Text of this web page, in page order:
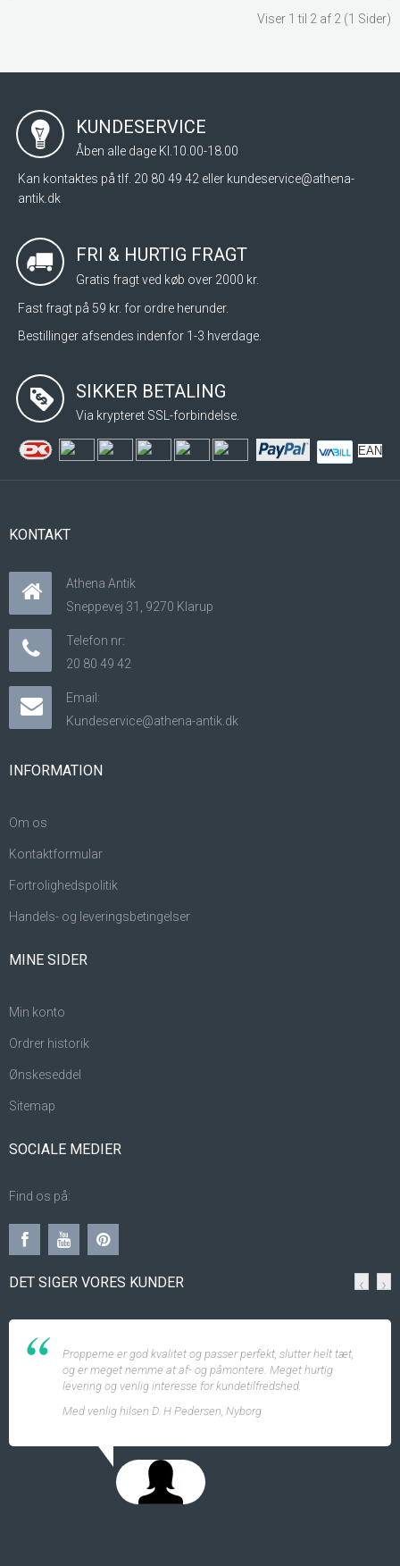
Viser 1 til 2 af 2 (1 Sider)
KUNDESERVICE
Åben alle dage Kl.10.00-18.00
Kan kontaktes på tlf. 20 80 49 42 eller kundeservice@athena-
antik.dk
FRI & HURTIG FRAGT
Gratis fragt ved køb over 2000 kr.
Fast fragt på 59 kr. for ordre herunder.
Bestillinger afsendes indenfor 1-3 hverdage.
SIKKER BETALING
Via krypteret SSL-forbindelse.
EAN
KONTAKT
Athena Antik
Sneppevej 31, 9270 Klarup
Telefon nr:
20 80 49 42
Email:
Kundeservice@athena-antik.dk
INFORMATION
Om os
Kontaktformular
Fortrolighedspolitik
Handels- og leveringsbetingelser
MINE SIDER
Min konto
Ordrer historik
Ønskeseddel
Sitemap
SOCIALE MEDIER
Find os på:
DET SIGER VORES KUNDER
Propperne er god kvalitet og passer perfekt, slutter helt tæt,
og er meget nemme at af- og påmontere. Meget hurtig
levering og venlig interesse for kundetilfredshed.
Med venlig hilsen D. H Pedersen, Nyborg
‹ ›